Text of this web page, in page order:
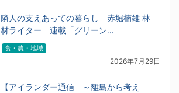
隣人の支えあっての暮らし 赤堀楠雄 林
材ライター 連載「グリーン…
食・農・地域
2026年7月29日
【アイランダー通信 ～離島から考え